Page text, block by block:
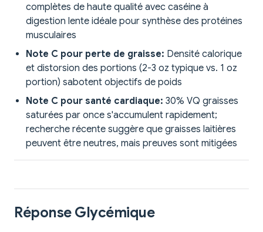
complètes de haute qualité avec caséine à
digestion lente idéale pour synthèse des protéines
musculaires
Note C pour perte de graisse: Densité calorique
et distorsion des portions (2-3 oz typique vs. 1 oz
portion) sabotent objectifs de poids
Note C pour santé cardiaque: 30% VQ graisses
saturées par once s'accumulent rapidement;
recherche récente suggère que graisses laitières
peuvent être neutres, mais preuves sont mitigées
Réponse Glycémique